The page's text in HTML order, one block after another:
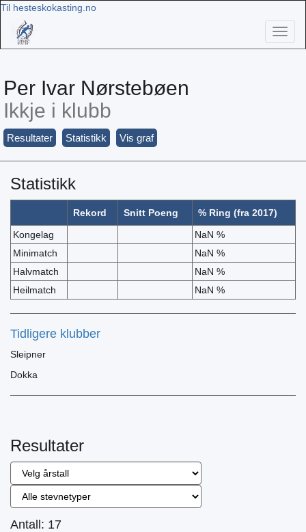
Til hesteskokasting.no
Per Ivar Nørstebøen
Ikkje i klubb
Resultater Statistikk Vis graf
Statistikk
Rekord Snitt Poeng
% Ring (fra 2017)
Kongelag
NaN %
Minimatch
NaN %
Halvmatch
NaN %
Heilmatch
NaN %
Tidligere klubber
Sleipner
Dokka
Resultater
Antall: 17